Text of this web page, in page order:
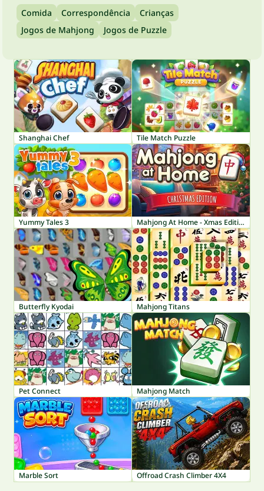
Comida Correspondência
Crianças
Jogos de Mahjong
Jogos de Puzzle
Shanghai Chef Tile Match Puzzle
Yummy Tales 3 Mahjong At Home - Xmas Edition
Butterfly Kyodai Mahjong Titans
Pet Connect Mahjong Match
Marble Sort Offroad Crash Climber 4X4